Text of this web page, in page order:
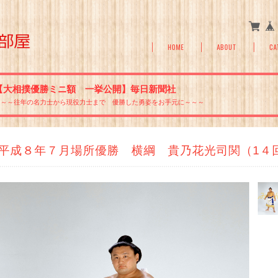
HOME ABOUT
大相撲優勝ミニ額 一挙公開】毎日新聞社
～～往年の名力士から現役力士まで 優勝した勇姿をお手元に～～～
成８年７月場所優勝 横綱 貴乃花光司関（1４